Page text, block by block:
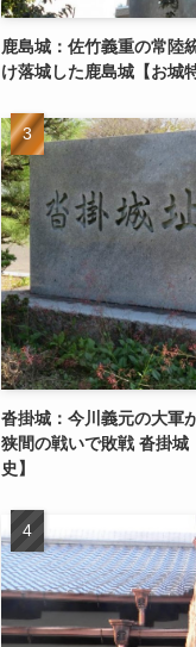
鹿島城：佐竹義重の常陸
け落城した鹿島城【お城
沓掛城：今川義元の大軍
狭間の戦いで敗戦 沓掛城
史】